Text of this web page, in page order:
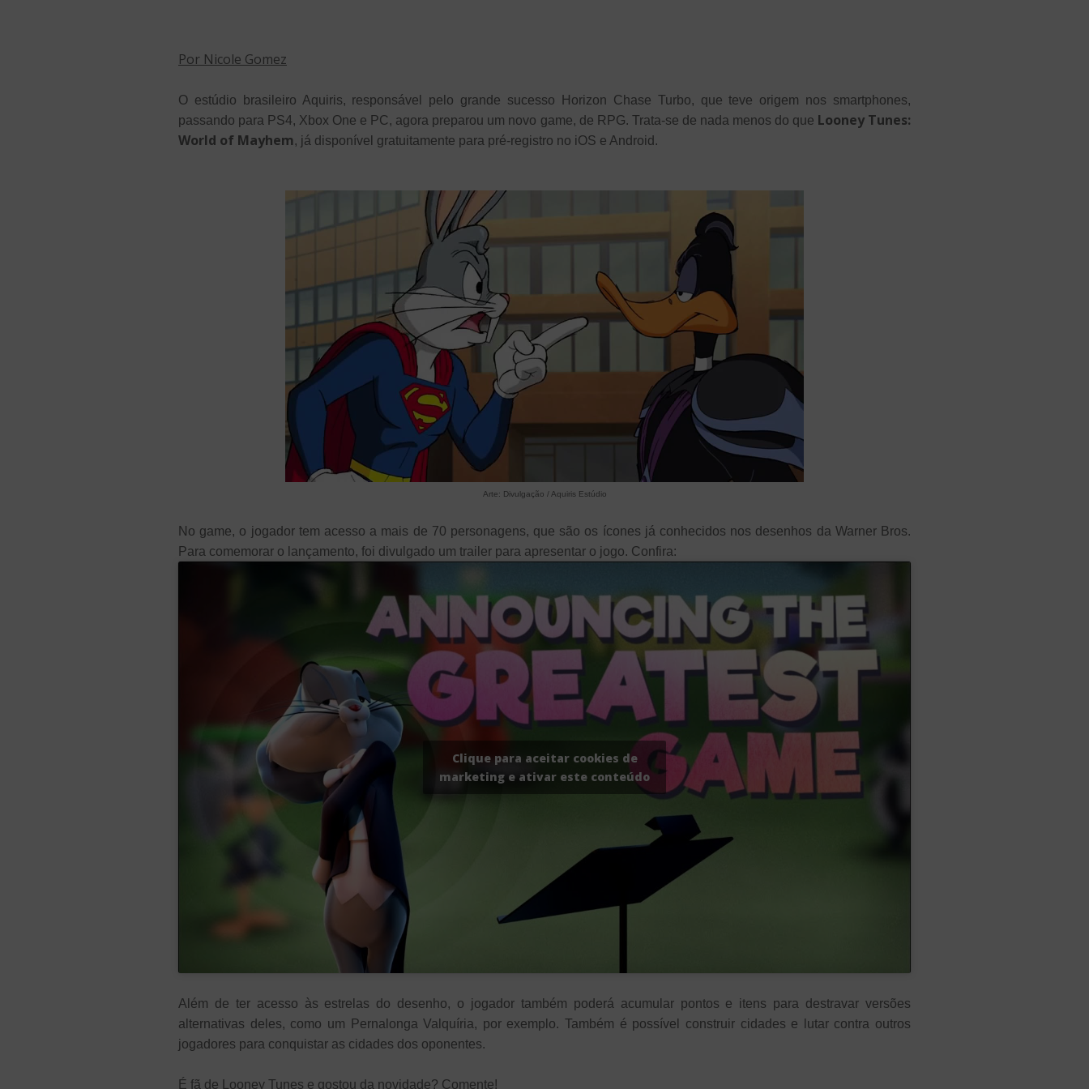
Por Nicole Gomez
O estúdio brasileiro Aquiris, responsável pelo grande sucesso Horizon Chase Turbo, que teve origem nos smartphones,
passando para PS4, Xbox One e PC, agora preparou um novo game, de RPG. Trata-se de nada menos do que Looney Tunes:
World of Mayhem, já disponível gratuitamente para pré-registro no iOS e Android.
Arte: Divulgação / Aquiris Estúdio
No game, o jogador tem acesso a mais de 70 personagens, que são os ícones já conhecidos nos desenhos da Warner Bros.
Para comemorar o lançamento, foi divulgado um trailer para apresentar o jogo. Confira:
Clique para aceitar cookies de
marketing e ativar este conteúdo
Além de ter acesso às estrelas do desenho, o jogador também poderá acumular pontos e itens para destravar versões
alternativas deles, como um Pernalonga Valquíria, por exemplo. Também é possível construir cidades e lutar contra outros
jogadores para conquistar as cidades dos oponentes.
É fã de Looney Tunes e gostou da novidade? Comente!